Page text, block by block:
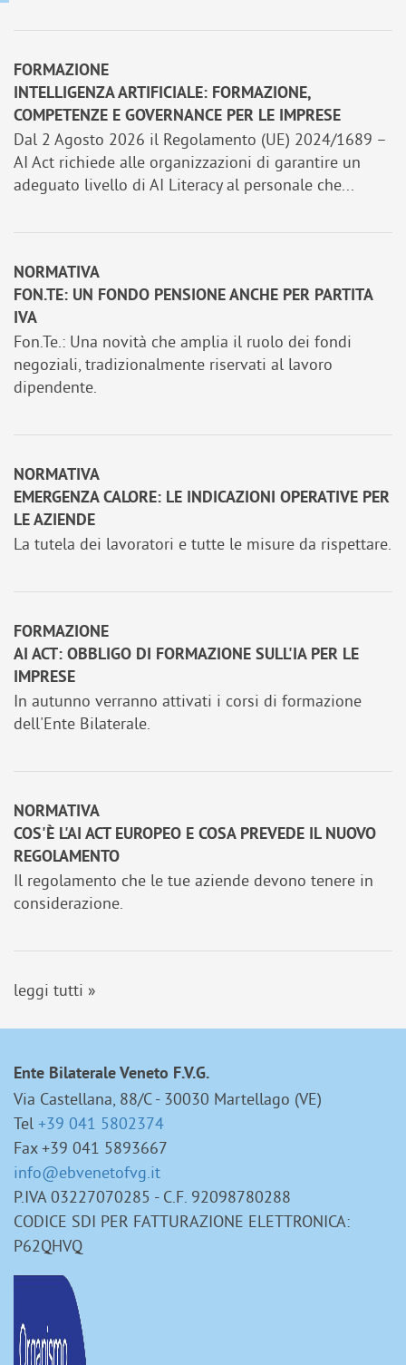
FORMAZIONE
INTELLIGENZA ARTIFICIALE: FORMAZIONE,
COMPETENZE E GOVERNANCE PER LE IMPRESE
Dal 2 Agosto 2026 il Regolamento (UE) 2024/1689 –
AI Act richiede alle organizzazioni di garantire un
adeguato livello di AI Literacy al personale che...
NORMATIVA
FON.TE: UN FONDO PENSIONE ANCHE PER PARTITA
IVA
Fon.Te.: Una novità che amplia il ruolo dei fondi
negoziali, tradizionalmente riservati al lavoro
dipendente.
NORMATIVA
EMERGENZA CALORE: LE INDICAZIONI OPERATIVE PER
LE AZIENDE
La tutela dei lavoratori e tutte le misure da rispettare.
FORMAZIONE
AI ACT: OBBLIGO DI FORMAZIONE SULL'IA PER LE
IMPRESE
In autunno verranno attivati i corsi di formazione
dell'Ente Bilaterale.
NORMATIVA
COS'È L'AI ACT EUROPEO E COSA PREVEDE IL NUOVO
REGOLAMENTO
Il regolamento che le tue aziende devono tenere in
considerazione.
leggi tutti »
Ente Bilaterale Veneto F.V.G.
Via Castellana, 88/C - 30030 Martellago (VE)
Tel +39 041 5802374
Fax +39 041 5893667
info@ebvenetofvg.it
P.IVA 03227070285 - C.F. 92098780288
CODICE SDI PER FATTURAZIONE ELETTRONICA:
P62QHVQ